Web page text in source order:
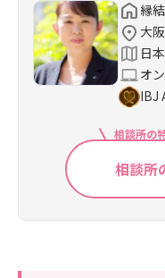
縁
大
日
オ
IBJ
相談所の
相談所